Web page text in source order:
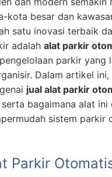
kota besar dan
satu inovasi terbaik
adalah alat parkir
parkir yang
Dalam artikel ini,
jual alat parkir
bagaimana alat ini
sistem parkir
Parkir